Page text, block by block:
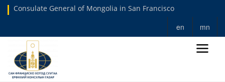
Consulate General of Mongolia in San Francisco
en mn